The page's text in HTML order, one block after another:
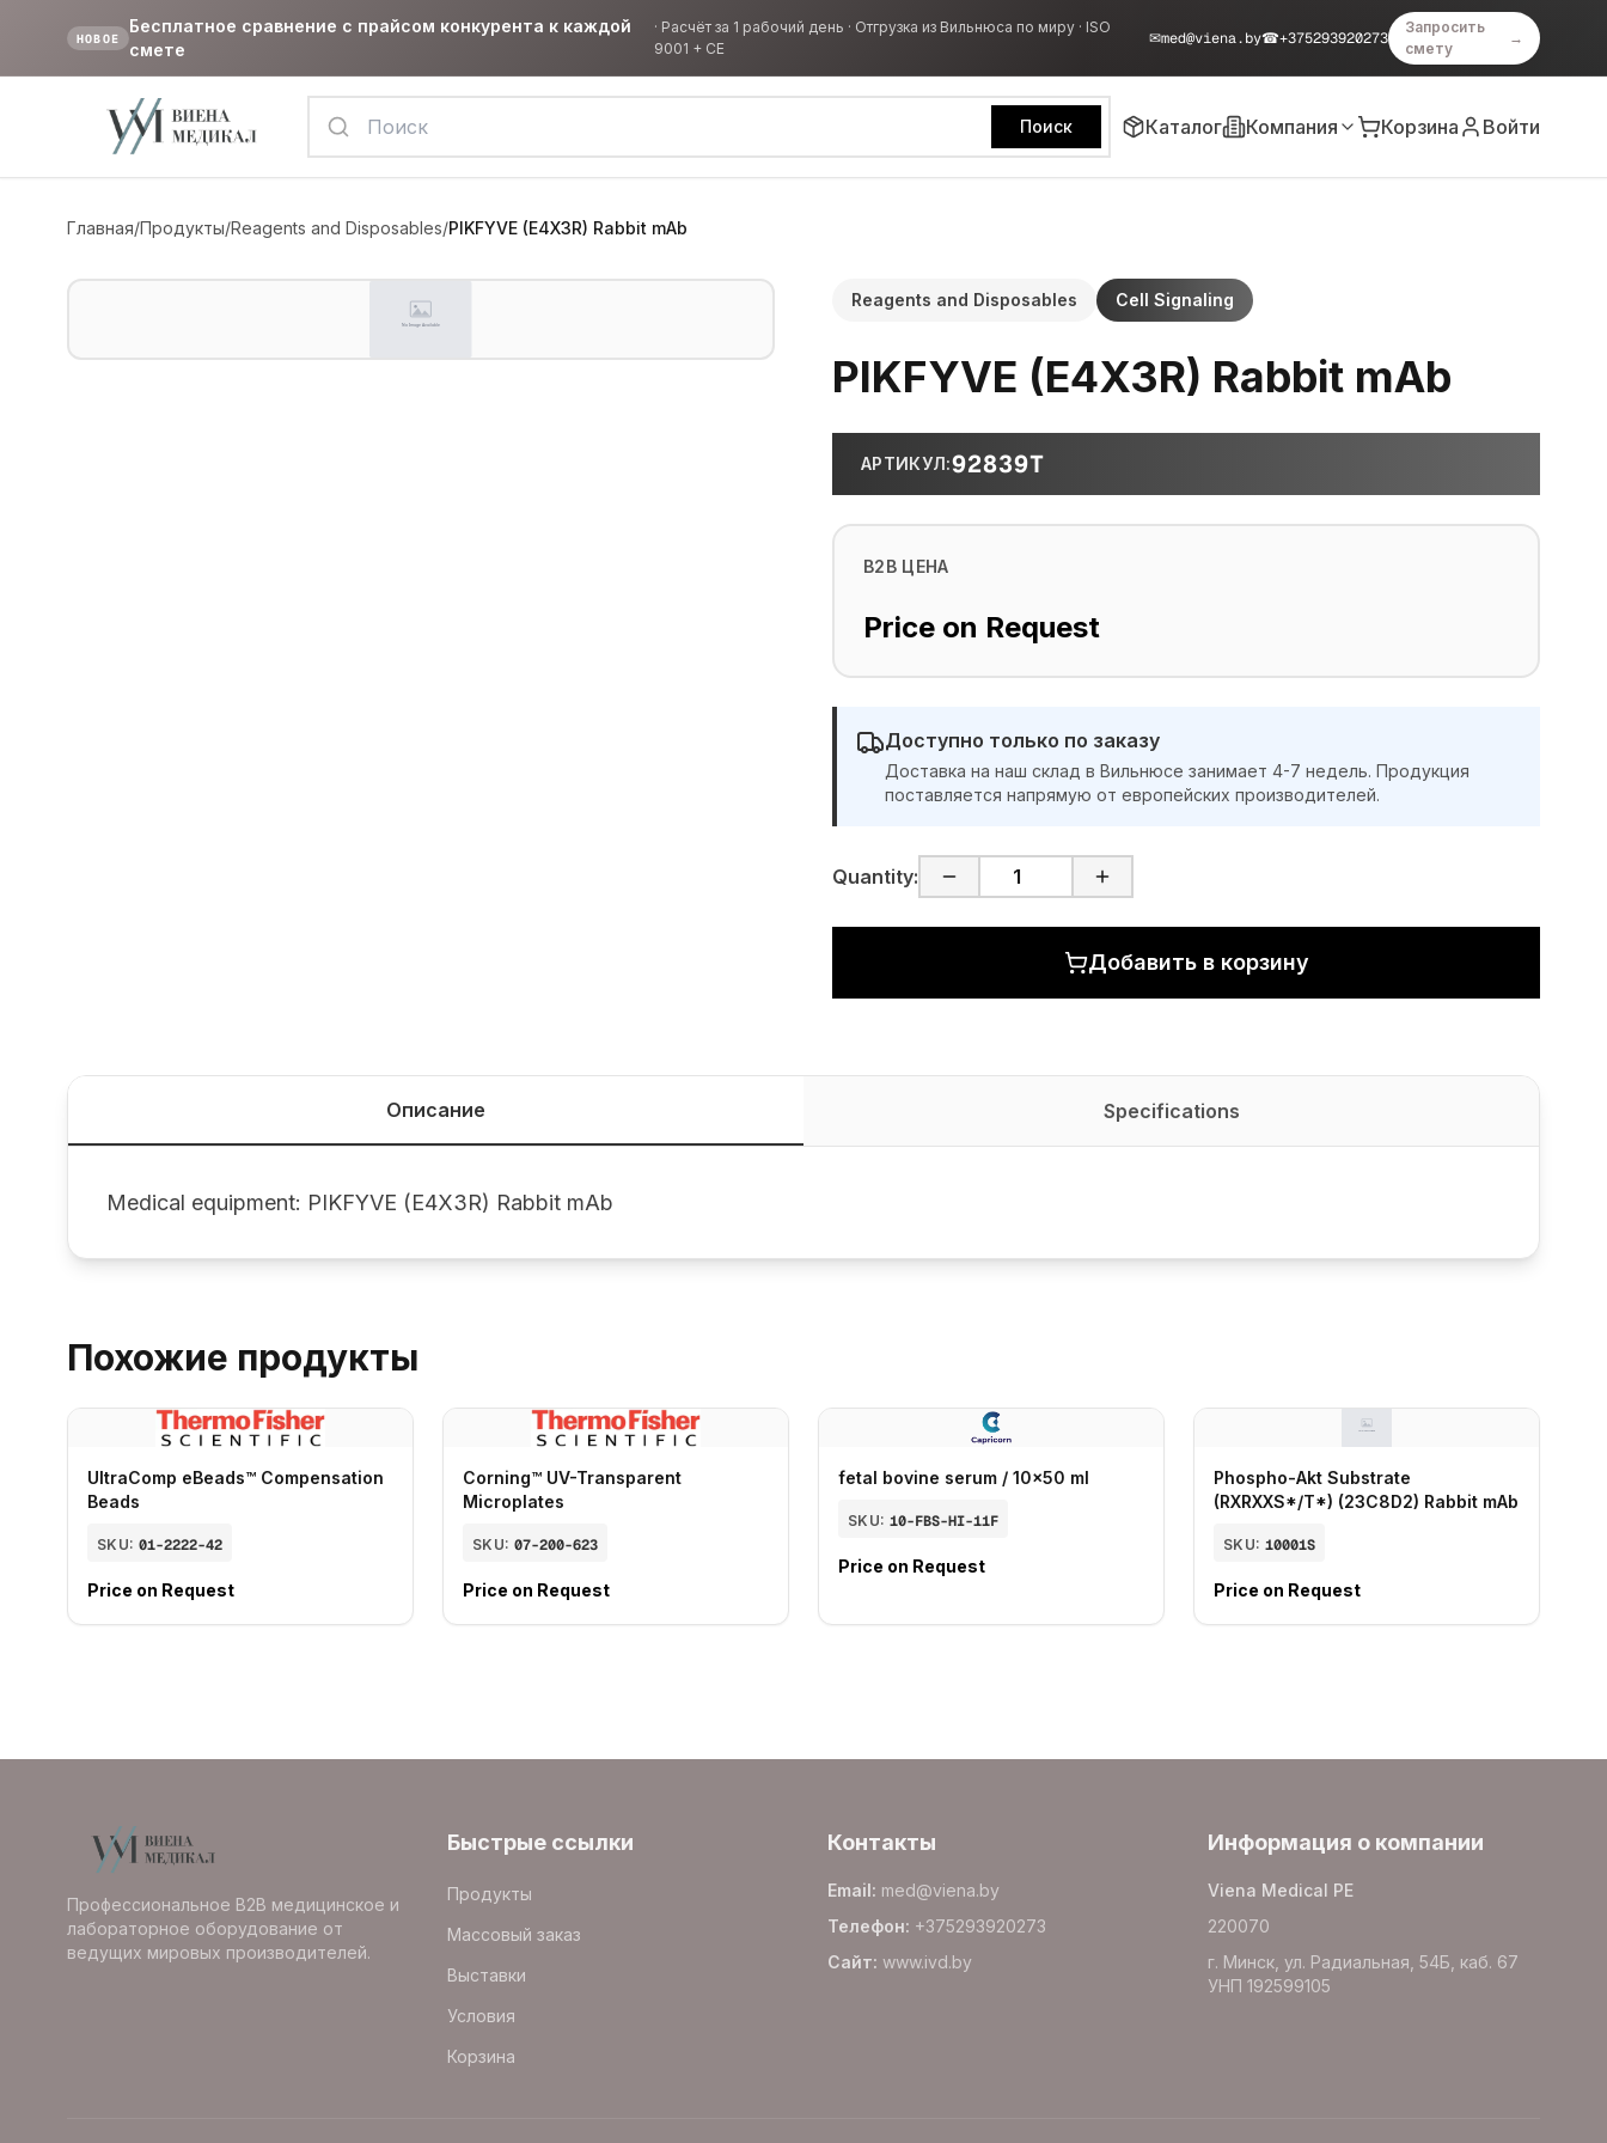
НОВОЕ
Бесплатное сравнение с прайсом конкурента к каждой
смете
· Расчёт за 1 рабочий день · Отгрузка из Вильнюса по миру · ISO
9001 + CE
✉med@viena.by☎+375293920273
Запросить
смету
→
Поиск Каталог Компания Корзина Войти
Главная/Продукты/Reagents and Disposables/PIKFYVE (E4X3R) Rabbit mAb
Reagents and Disposables Cell Signaling
PIKFYVE (E4X3R) Rabbit mAb
АРТИКУЛ:92839T
B2B ЦЕНА
Price on Request
Доступно только по заказу
Доставка на наш склад в Вильнюсе занимает 4-7 недель. Продукция
поставляется напрямую от европейских производителей.
Quantity:
Добавить в корзину
Описание Specifications
Medical equipment: PIKFYVE (E4X3R) Rabbit mAb
Похожие продукты
UltraComp eBeads™ Compensation
Beads
SKU: 01-2222-42
Price on Request
Corning™ UV-Transparent
Microplates
SKU: 07-200-623
Price on Request
fetal bovine serum / 10x50 ml
SKU: 10-FBS-HI-11F
Price on Request
Phospho-Akt Substrate
(RXRXXS*/T*) (23C8D2) Rabbit mAb
SKU: 10001S
Price on Request
Профессиональное B2B медицинское и
лабораторное оборудование от
ведущих мировых производителей.
Быстрые ссылки
Продукты
Массовый заказ
Выставки
Условия
Корзина
Контакты
Email: med@viena.by
Телефон: +375293920273
Сайт: www.ivd.by
Информация о компании
Viena Medical PE
220070
г. Минск, ул. Радиальная, 54Б, каб. 67
УНП 192599105